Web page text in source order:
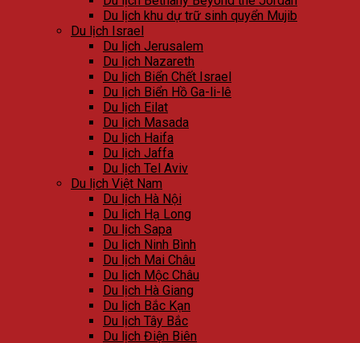
Du lịch khu dự trữ sinh quyển Mujib
Du lịch Israel
Du lịch Jerusalem
Du lịch Nazareth
Du lịch Biển Chết Israel
Du lịch Biển Hồ Ga-li-lê
Du lịch Eilat
Du lịch Masada
Du lịch Haifa
Du lịch Jaffa
Du lịch Tel Aviv
Du lịch Việt Nam
Du lịch Hà Nội
Du lịch Hạ Long
Du lịch Sapa
Du lịch Ninh Bình
Du lịch Mai Châu
Du lịch Mộc Châu
Du lịch Hà Giang
Du lịch Bắc Kạn
Du lịch Tây Bắc
Du lịch Điện Biên